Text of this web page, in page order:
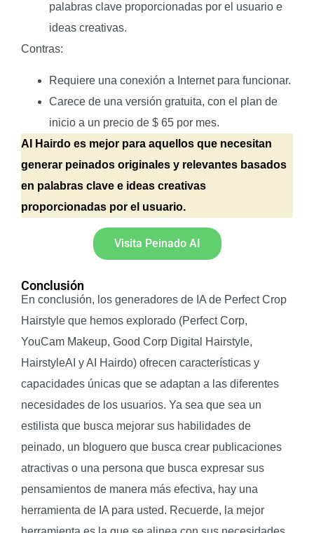
palabras clave proporcionadas por el usuario e
ideas creativas.
Contras:
Requiere una conexión a Internet para funcionar.
Carece de una versión gratuita, con el plan de
inicio a un precio de $ 65 por mes.
AI Hairdo es mejor para aquellos que necesitan
generar peinados originales y relevantes basados
en palabras clave e ideas creativas
proporcionadas por el usuario.
Visita Peinado AI
Conclusión
En conclusión, los generadores de IA de Perfect Crop
Hairstyle que hemos explorado (Perfect Corp,
YouCam Makeup, Good Corp Digital Hairstyle,
HairstyleAI y AI Hairdo) ofrecen características y
capacidades únicas que se adaptan a las diferentes
necesidades de los usuarios. Ya sea que sea un
estilista que busca mejorar sus habilidades de
peinado, un bloguero que busca crear publicaciones
atractivas o una persona que busca expresar sus
pensamientos de manera más efectiva, hay una
herramienta de IA para usted. Recuerde, la mejor